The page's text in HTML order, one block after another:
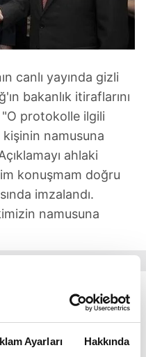
Ayarları Hakkında
canlı yayında gizli
bakanlık itiraflarını
"O protokolle ilgili
namusuna
ahlaki
konuşmam doğru
imzalandı.
namusuna